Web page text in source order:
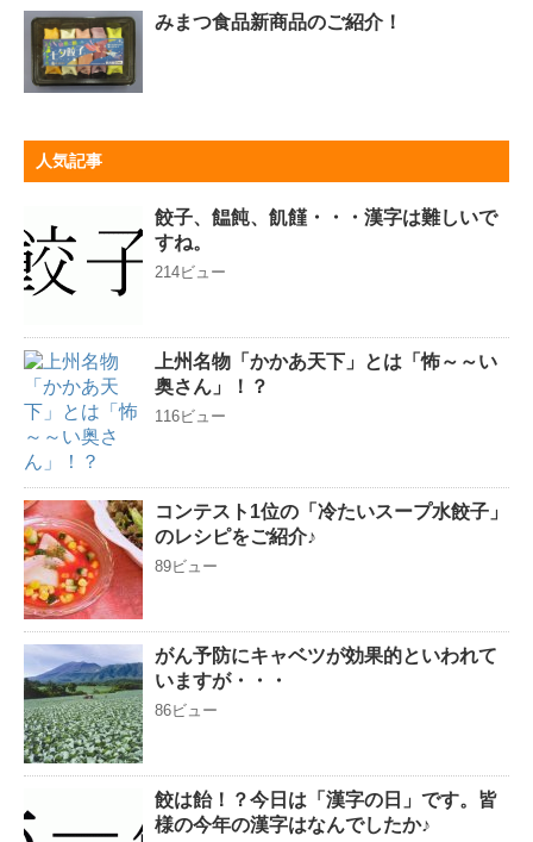
みまつ食品新商品のご紹介！
人気記事
餃子、饂飩、飢饉・・・漢字は難しいで
すね。
214ビュー
上州名物「かかあ天下」とは「怖～～い
奥さん」！？
116ビュー
コンテスト1位の「冷たいスープ水餃子」
のレシピをご紹介♪
89ビュー
がん予防にキャベツが効果的といわれて
いますが・・・
86ビュー
餃は飴！？今日は「漢字の日」です。皆
様の今年の漢字はなんでしたか♪